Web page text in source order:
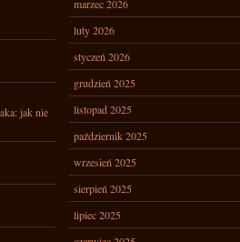
jak nie
marzec 2026
luty 2026
styczeń 2026
grudzień 2025
listopad 2025
październik 2025
wrzesień 2025
sierpień 2025
lipiec 2025